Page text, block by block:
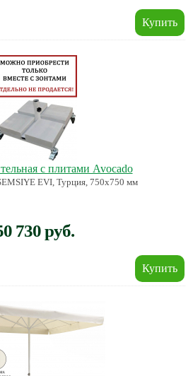
с плитами Avocado
EVI, Турция, 750х750 мм
730 руб.